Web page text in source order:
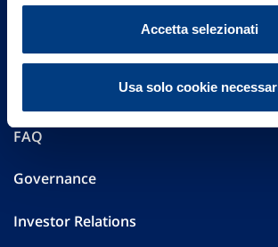
Accetta selezionati
Usa solo cookie
Vittoria Assicurazioni S.p.A.
Via Ignazio Gardella, 2
Part. IVA 01329510158
FAQ
Governance
Investor Relations